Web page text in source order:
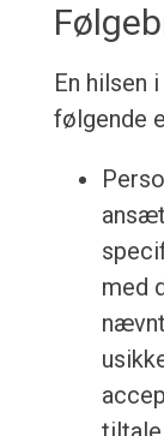
En hilsen
følgende
med